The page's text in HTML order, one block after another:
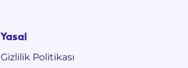
Yasal
Gizlilik Politikası